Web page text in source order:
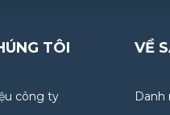
TÔI
công ty
VỀ
Danh